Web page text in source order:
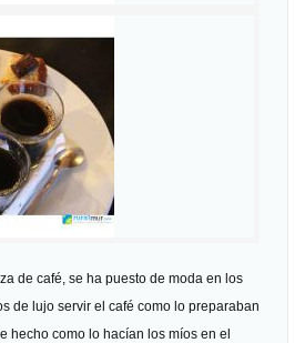
de café, se ha puesto de moda en los
de lujo servir el café como lo preparaban
hecho como lo hacían los míos en el